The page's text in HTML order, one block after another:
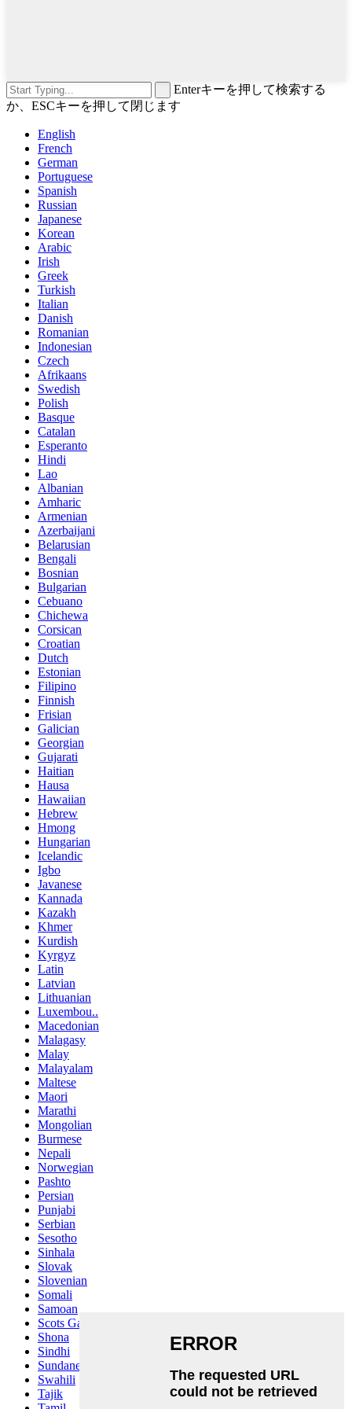
Enterキーを押して検索する
か、ESCキーを押して閉じます
English
French
German
Portuguese
Spanish
Russian
Japanese
Korean
Arabic
Irish
Greek
Turkish
Italian
Danish
Romanian
Indonesian
Czech
Afrikaans
Swedish
Polish
Basque
Catalan
Esperanto
Hindi
Lao
Albanian
Amharic
Armenian
Azerbaijani
Belarusian
Bengali
Bosnian
Bulgarian
Cebuano
Chichewa
Corsican
Croatian
Dutch
Estonian
Filipino
Finnish
Frisian
Galician
Georgian
Gujarati
Haitian
Hausa
Hawaiian
Hebrew
Hmong
Hungarian
Icelandic
Igbo
Javanese
Kannada
Kazakh
Khmer
Kurdish
Kyrgyz
Latin
Latvian
Lithuanian
Luxembou..
Macedonian
Malagasy
Malay
Malayalam
Maltese
Maori
Marathi
Mongolian
Burmese
Nepali
Norwegian
Pashto
Persian
Punjabi
Serbian
Sesotho
Sinhala
Slovak
Slovenian
Somali
Samoan
Scots Gaelic
Shona
Sindhi
Sundanese
Swahili
Tajik